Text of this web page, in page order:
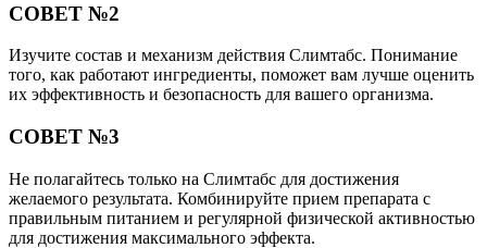
СОВЕТ №2
Изучите состав и механизм действия Слимтабс. Понимание
того, как работают ингредиенты, поможет вам лучше оценить
их эффективность и безопасность для вашего организма.
СОВЕТ №3
Не полагайтесь только на Слимтабс для достижения
желаемого результата. Комбинируйте прием препарата с
правильным питанием и регулярной физической активностью
для достижения максимального эффекта.